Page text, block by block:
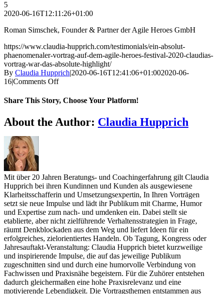
5
2020-06-16T12:11:26+01:00
Roman Simschek, Founder & Partner der Agile Heroes GmbH
https://www.claudia-hupprich.com/testimonials/ein-absolut-
phaenomenaler-vortrag-auf-dem-agile-heroes-festival-2020-claudias-
vortrag-war-das-absolute-highlight/
By Claudia Hupprich|2020-06-16T12:41:06+01:002020-06-
16|Comments Offon
absolut
Vortrag
auf
Claudias
Vortrag
war
das
absolute
Highlight.
Share This Story, Choose Your Platform!
Facebook
Twitter
Reddit
LinkedIn
WhatsApp
Telegram
Tumblr
Pinterest
Vk
Xing
Email
About the Author: Claudia Hupprich
Mit über 20 Jahren Beratungs- und Coachingerfahrung gilt Claudia
Hupprich bei ihren Kundinnen und Kunden als ausgewiesene
Klarheitsschafferin und Umsetzungsexpertin, In Ihren Vorträgen
setzt sie neue Impulse und lädt ihr Publikum mit Charme, Humor
und Expertise zum nach- und umdenken ein. Dabei stellt sie
etablierte, aber nicht zielführende Verhaltensstrategien in Frage,
räumt Denkblockaden aus dem Weg und liefert Ideen für ein
erfolgreiches, zielorientiertes Handeln. Ob Tagung, Kongress oder
Jahresauftakt-Veranstaltung: Claudia Hupprich bietet kurzweilige
und inspirierende Impulse, die auf das jeweilige Publikum
zugeschnitten sind und durch eine humorvolle Verbindung von
Fachwissen und Praxisnähe begeistern. Für die Zuhörer entstehen
dadurch gleichermaßen eine hohe Praxisrelevanz und eine
motivierende Lebendigkeit. Die Vortragsthemen entstammen aus